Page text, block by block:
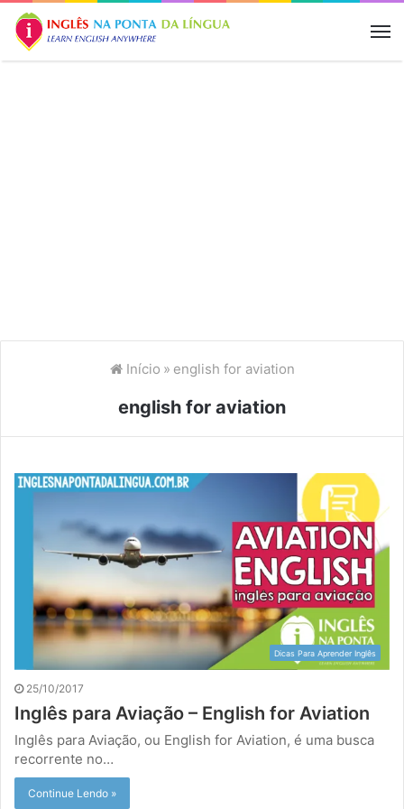
Início » english for aviation
english for aviation
Dicas Para Aprender Inglês
25/10/2017
Inglês para Aviação – English for Aviation
Inglês para Aviação, ou English for Aviation, é uma busca
recorrente no…
Continue Lendo »